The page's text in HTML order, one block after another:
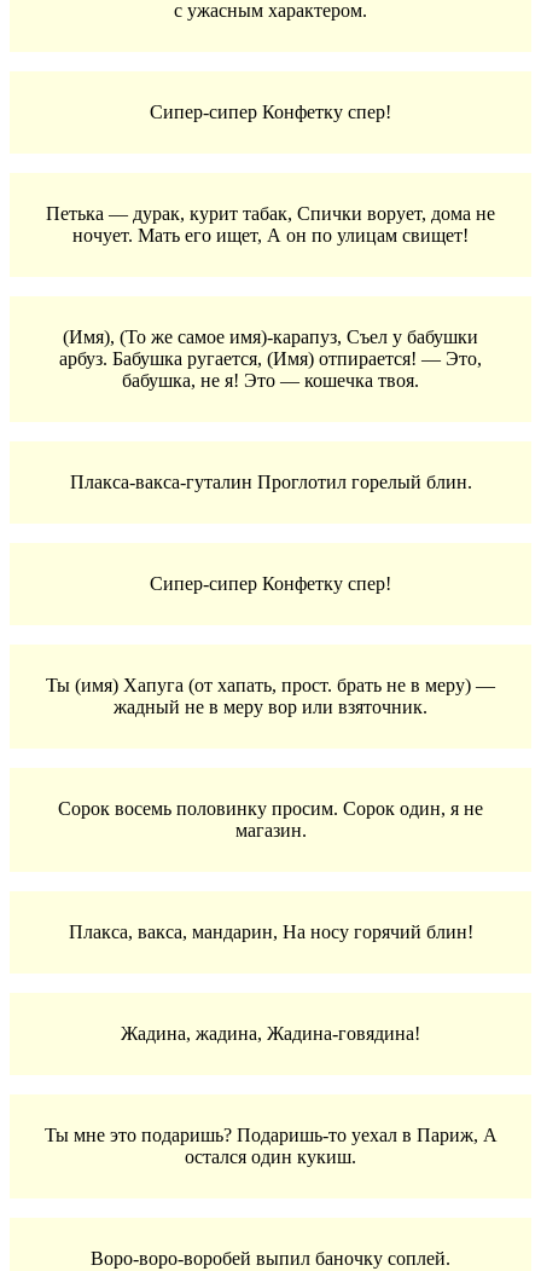
с ужасным характером.
Сипер-сипер Конфетку спер!
Петька — дурак, курит табак, Спички ворует, дома не
ночует. Мать его ищет, А он по улицам свищет!
(Имя), (То же самое имя)-карапуз, Съел у бабушки
арбуз. Бабушка ругается, (Имя) отпирается! — Это,
бабушка, не я! Это — кошечка твоя.
Плакса-вакса-гуталин Проглотил горелый блин.
Сипер-сипер Конфетку спер!
Ты (имя) Хапуга (от хапать, прост. брать не в меру) —
жадный не в меру вор или взяточник.
Сорок восемь половинку просим. Сорок один, я не
магазин.
Плакса, вакса, мандарин, На носу горячий блин!
Жадина, жадина, Жадина-говядина!
Ты мне это подаришь? Подаришь-то уехал в Париж, А
остался один кукиш.
Воро-воро-воробей выпил баночку соплей.